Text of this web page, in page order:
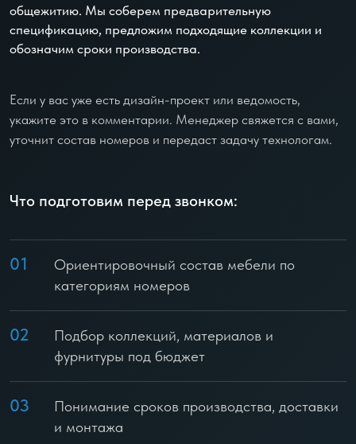
общежитию. Мы соберем предварительную
спецификацию, предложим подходящие коллекции и
обозначим сроки производства.
Если у вас уже есть дизайн-проект или ведомость,
укажите это в комментарии. Менеджер свяжется с вами,
уточнит состав номеров и передаст задачу технологам.
Что подготовим перед звонком:
01
Ориентировочный состав мебели по
категориям номеров
02
Подбор коллекций, материалов и
фурнитуры под бюджет
03
Понимание сроков производства, доставки
и монтажа